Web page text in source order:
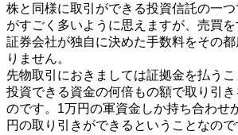
株と同様に取引ができる投資信託の一
がすごく多いように思えますが、売買
証券会社が独自に決めた手数料をその
りません。
先物取引におきましては証拠金を払う
投資できる資金の何倍もの額で取り引
のです。1万円の軍資金しか持ち合わせ
円の取り引きができるということなので